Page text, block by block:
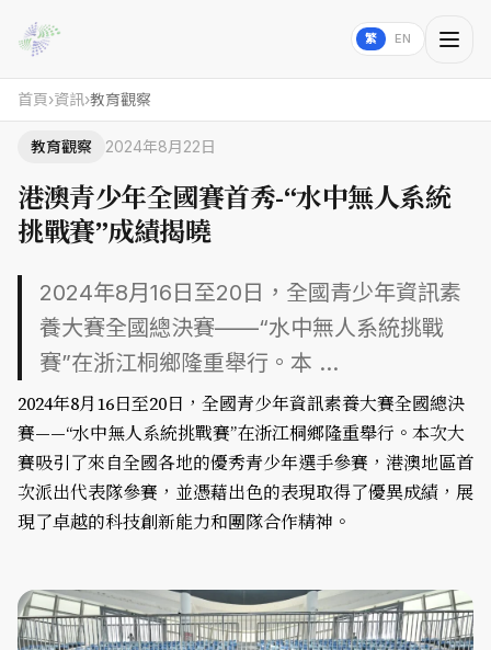
繁 EN
首頁›資訊›教育觀察
教育觀察 2024年8月22日
港澳青少年全國賽首秀-“水中無人系統
挑戰賽”成績揭曉
2024年8月16日至20日，全國青少年資訊素
養大賽全國總決賽——“水中無人系統挑戰
賽”在浙江桐鄉隆重舉行。本 ...
2024年8月16日至20日，全國青少年資訊素養大賽全國總決
賽——“水中無人系統挑戰賽”在浙江桐鄉隆重舉行。本次大
賽吸引了來自全國各地的優秀青少年選手參賽，港澳地區首
次派出代表隊參賽，並憑藉出色的表現取得了優異成績，展
現了卓越的科技創新能力和團隊合作精神。